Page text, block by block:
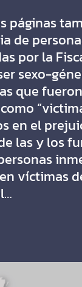
páginas
de
por la
sexo-
que fueron
en el
las y los
víctimas